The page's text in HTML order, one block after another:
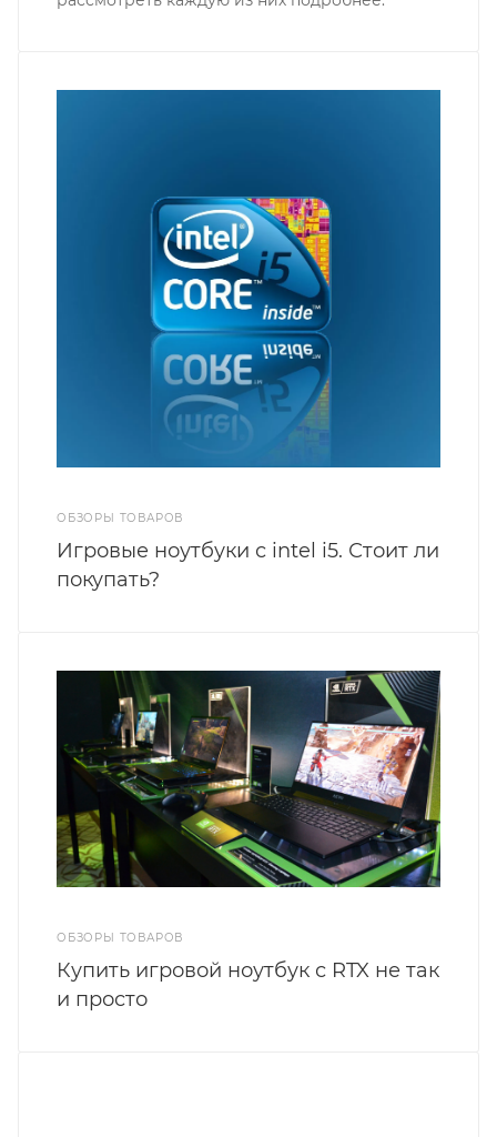
ОБЗОРЫ ТОВАРОВ
Игровые ноутбуки с intel i5. Стоит ли
покупать?
ОБЗОРЫ ТОВАРОВ
Купить игровой ноутбук с RTX не так
и просто